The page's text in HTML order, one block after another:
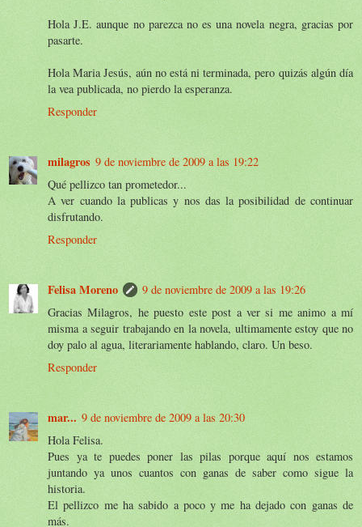
Hola J.E. aunque no parezca no es una novela negra, gracias por
pasarte.
Hola Maria Jesús, aún no está ni terminada, pero quizás algún día
la vea publicada, no pierdo la esperanza.
Responder
milagros 9 de noviembre de 2009 a las 19:22
Qué pellizco tan prometedor...
A ver cuando la publicas y nos das la posibilidad de continuar
disfrutando.
Responder
Felisa Moreno
9 de noviembre de 2009 a las 19:26
Gracias Milagros, he puesto este post a ver si me animo a mí
misma a seguir trabajando en la novela, ultimamente estoy que no
doy palo al agua, literariamente hablando, claro. Un beso.
Responder
mar... 9 de noviembre de 2009 a las 20:30
Hola Felisa.
Pues ya te puedes poner las pilas porque aquí nos estamos
juntando ya unos cuantos con ganas de saber como sigue la
historia.
El pellizco me ha sabido a poco y me ha dejado con ganas de
más.